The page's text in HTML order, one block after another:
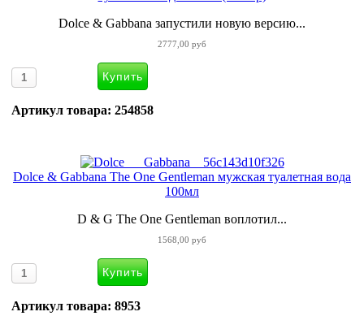
Dolce & Gabbana запустили новую версию...
2777,00 руб
Артикул товара: 254858
Dolce & Gabbana The One Gentleman мужская туалетная вода
100мл
D & G The One Gentleman воплотил...
1568,00 руб
Артикул товара: 8953